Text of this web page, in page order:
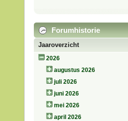
Forumhistorie
Jaaroverzicht
2026
augustus 2026
juli 2026
juni 2026
mei 2026
april 2026